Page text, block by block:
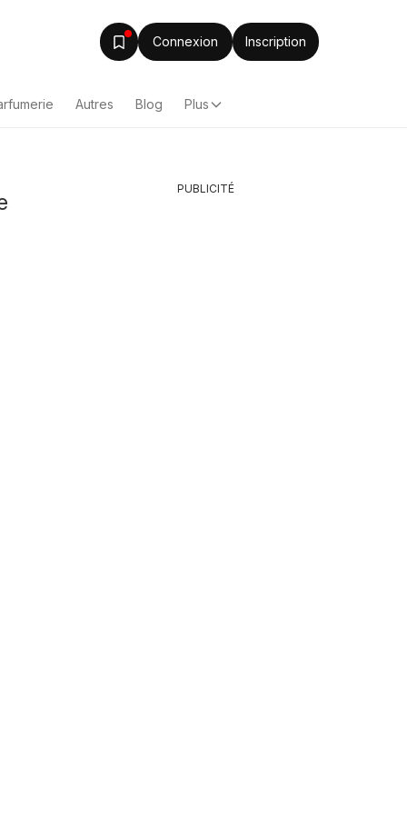
Connexion Inscription
Autres Blog Plus
PUBLICITÉ